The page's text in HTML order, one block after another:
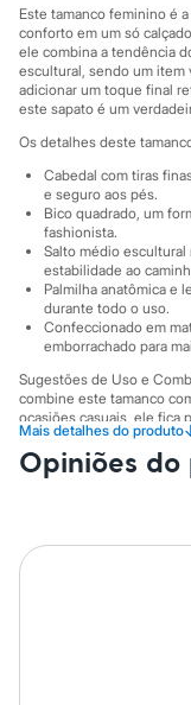
Sandálias
Sapatilhas
Tênis
Marcas
City
Clock House
Mindset
Sawary
Yessica
Moda esportiva
Acessórios
Blusas
Calçados
Leggings
Shorts e Bermudas
Tops
Moda íntima
Calcinhas
Cintas e
Meias
Pijamas
Sutiãs e Tops
Moda praia
Saídas de praia
Personagens
Este tamanco feminino é
conforto em um só
ele combina a tendência
escultural, sendo um item
adicionar um toque final
este sapato é um
Os detalhes deste
Cabedal com tiras
e seguro aos pés.
Bico quadrado, um
fashionista.
Salto médio
estabilidade ao
Palmilha anatômica e
durante todo o uso.
Confeccionado em
emborrachado para
Sugestões de Uso e
combine este tamanco
ocasiões casuais, ele fica
jeans favorito, como uma
com saias midi ou um
esforço.
Altura do salto: 7 cm
Mais detalhes do produto
Opiniões